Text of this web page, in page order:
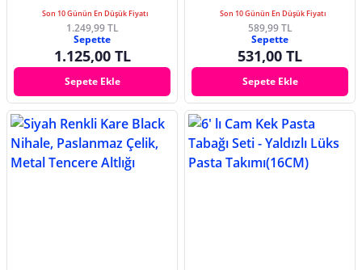
Son 10 Günün En Düşük Fiyatı
1.249,99 TL
Sepette
1.125,00 TL
Sepete Ekle
Son 10 Günün En Düşük Fiyatı
589,99 TL
Sepette
531,00 TL
Sepete Ekle